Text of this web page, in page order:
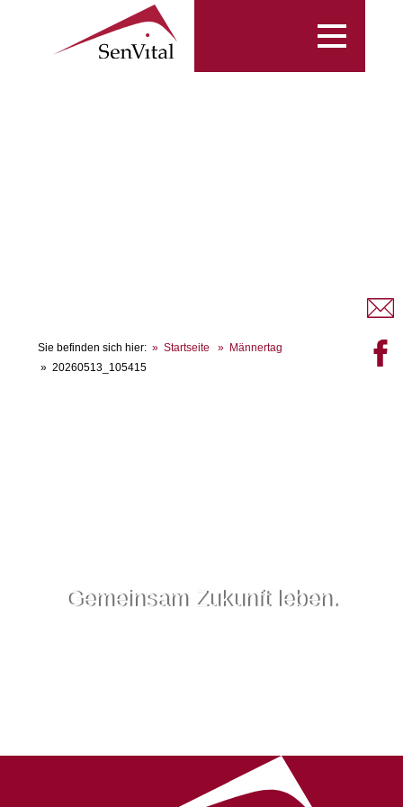
Toggle
Sie befinden sich hier: Startseite
Männertag
20260513_105415
Gemeinsam Zukunft leben.